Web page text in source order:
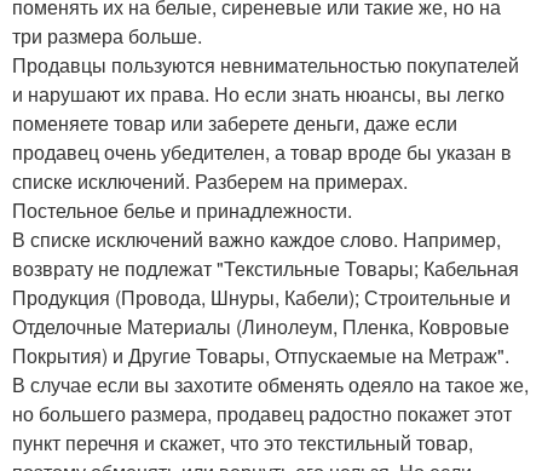
поменять их на белые, сиреневые или такие же, но на
три размера больше.
Продавцы пользуются невнимательностью покупателей
и нарушают их права. Но если знать нюансы, вы легко
поменяете товар или заберете деньги, даже если
продавец очень убедителен, а товар вроде бы указан в
списке исключений. Разберем на примерах.
Постельное белье и принадлежности.
В списке исключений важно каждое слово. Например,
возврату не подлежат "Текстильные Товары; Кабельная
Продукция (Провода, Шнуры, Кабели); Строительные и
Отделочные Материалы (Линолеум, Пленка, Ковровые
Покрытия) и Другие Товары, Отпускаемые на Метраж".
В случае если вы захотите обменять одеяло на такое же,
но большего размера, продавец радостно покажет этот
пункт перечня и скажет, что это текстильный товар,